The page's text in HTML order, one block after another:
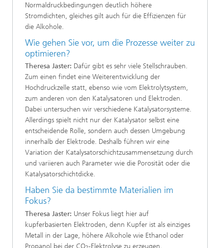
Normaldruckbedingungen deutlich höhere
Stromdichten, gleiches gilt auch für die Effizienzen für
die Alkohole.
Wie gehen Sie vor, um die Prozesse weiter zu
optimieren?
Theresa Jaster: Dafür gibt es sehr viele Stellschrauben.
Zum einen findet eine Weiterentwicklung der
Hochdruckzelle statt, ebenso wie vom Elektrolytsystem,
zum anderen von den Katalysatoren und Elektroden.
Dabei untersuchen wir verschiedene Katalysatorsysteme.
Allerdings spielt nicht nur der Katalysator selbst eine
entscheidende Rolle, sondern auch dessen Umgebung
innerhalb der Elektrode. Deshalb führen wir eine
Variation der Katalysatorschichtzusammensetzung durch
und variieren auch Parameter wie die Porosität oder die
Katalysatorschichtdicke.
Haben Sie da bestimmte Materialien im
Fokus?
Theresa Jaster: Unser Fokus liegt hier auf
kupferbasierten Elektroden, denn Kupfer ist als einziges
Metall in der Lage, höhere Alkohole wie Ethanol oder
Propanol bei der CO -Elektrolyse zu erzeugen.